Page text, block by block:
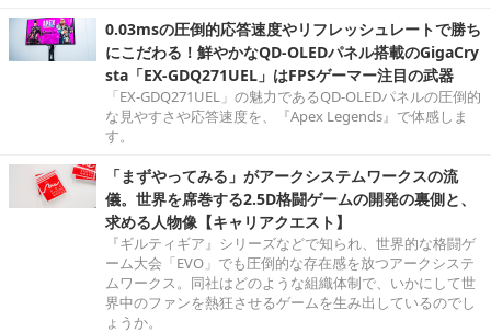
0.03msの圧倒的応答速度やリフレッシュレートで勝ち
にこだわる！鮮やかなQD-OLEDパネル搭載のGigaCry
sta「EX-GDQ271UEL」はFPSゲーマー注目の武器
「EX-GDQ271UEL」の魅力であるQD-OLEDパネルの圧倒的
な見やすさや応答速度を、『Apex Legends』で体感しま
す。
「まずやってみる」がアークシステムワークスの流
儀。世界を席巻する2.5D格闘ゲームの開発の裏側と、
求める人物像【キャリアクエスト】
『ギルティギア』シリーズなどで知られ、世界的な格闘ゲ
ーム大会「EVO」でも圧倒的な存在感を放つアークシステ
ムワークス。同社はどのような組織体制で、いかにして世
界中のファンを熱狂させるゲームを生み出しているのでし
ょうか。